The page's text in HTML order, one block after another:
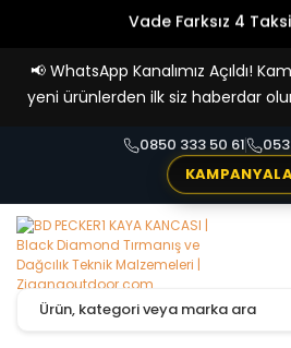
Vade Farksız 4
📢 WhatsApp Kanalımız Açıldı!
yeni ürünlerden ilk siz haberdar
0850 333 50 61